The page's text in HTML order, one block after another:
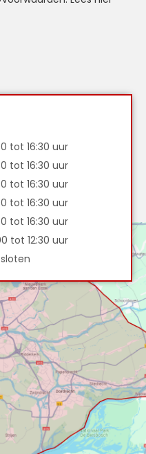
tot 16:30 uur
tot 16:30 uur
tot 16:30 uur
tot 16:30 uur
tot 16:30 uur
tot 12:30 uur